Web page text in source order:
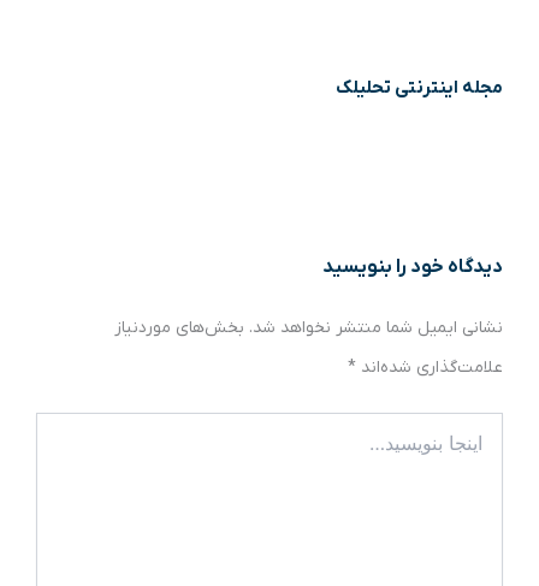
مجله اینترنتی تحلیلک
دیدگاه‌ خود را بنویسید
نشانی ایمیل شما منتشر نخواهد شد. بخش‌های موردنیاز
علامت‌گذاری شده‌اند *
بنویسید…